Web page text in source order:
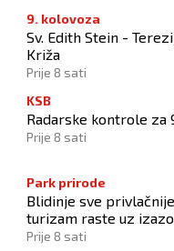
9. kolovoza
Sv. Edith Stein -
Križa
Prije 8 sati
KSB
Radarske kontrole za
Prije 8 sati
Park prirode
Blidinje sve
turizam raste uz
prirode
Prije 8 sati